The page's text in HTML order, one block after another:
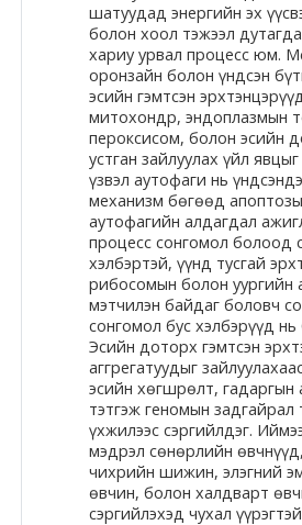
Moodle.com
жишээ 2
Moodle
community
Moodle
free support
Moodle
development
Moodle
Docs
шатуудад энергийн эх
болон хоол тэжээл
хариу урвал процесс юм.
оронзайн болон үндсэн
эсийн гэмтсэн
митохондр, эндоплазмын
пероксисом, болон эсийн
устган зайлуулах үйл
үзвэл аутофаги нь
механизм бөгөөд
аутофагийн алдагдал
процесс сонгомол болоод
хэлбэртэй, үүнд тусгай
рибосомын болон уургийн
мэтчилэн байдаг боловч
сонгомол бус хэлбэрүүд нь
Эсийн доторх гэмтсэн
аггрегатуудыг
эсийн хөгшрөлт, гадаргын
тэтгэж геномын задгайрал
үхжилээс сэргийлдэг.
мэдрэл сөнөрлийн
чихрийн шижин, элэгний
өвчин, болон халдварт
сэргийлэхэд чухал